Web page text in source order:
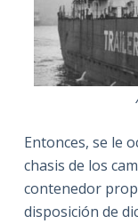
Entonces, se le
chasis de los
contenedor
disposición de